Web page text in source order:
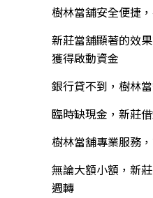
樹林當舖安全便捷
新莊當舖顯著的效
獲得啟動資金
銀行貸不到，樹林
臨時缺現金，新莊
樹林當舖專業服務
無論大額小額，新
週轉